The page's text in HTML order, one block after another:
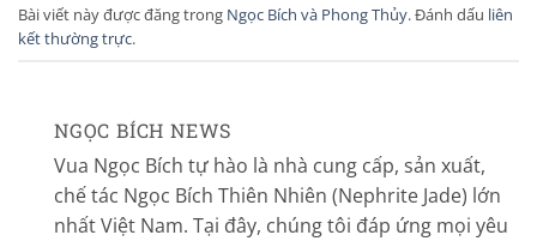
Bài viết này được đăng trong Ngọc Bích và Phong Thủy. Đánh dấu liên
kết thường trực.
NGỌC BÍCH NEWS
Vua Ngọc Bích tự hào là nhà cung cấp, sản xuất,
chế tác Ngọc Bích Thiên Nhiên (Nephrite Jade) lớn
nhất Việt Nam. Tại đây, chúng tôi đáp ứng mọi yêu